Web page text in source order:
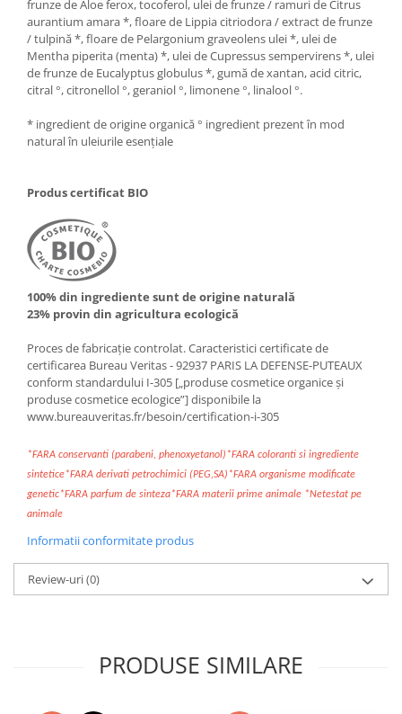
frunze de Aloe ferox, tocoferol, ulei de frunze / ramuri de Citrus
aurantium amara *, floare de Lippia citriodora / extract de frunze
/ tulpină *, floare de Pelargonium graveolens ulei *, ulei de
Mentha piperita (menta) *, ulei de Cupressus sempervirens *, ulei
de frunze de Eucalyptus globulus *, gumă de xantan, acid citric,
citral °, citronellol °, geraniol °, limonene °, linalool °.
* ingredient de origine organică ° ingredient prezent în mod
natural în uleiurile esențiale
Produs certificat BIO
100% din ingrediente sunt de origine naturală
23% provin din agricultura ecologică
Proces de fabricație controlat. Caracteristici certificate de
certificarea Bureau Veritas - 92937 PARIS LA DEFENSE-PUTEAUX
conform standardului I-305 [„produse cosmetice organice și
produse cosmetice ecologice”] disponibile la
www.bureauveritas.fr/besoin/certification-i-305
*FARA conservanti (parabeni, phenoxyetanol)*FARA coloranti si ingrediente
sintetice*FARA derivati petrochimici (PEG,SA)*FARA organisme modificate
genetic*FARA parfum de sinteza*FARA materii prime animale *Netestat pe
animale
Informatii conformitate produs
Review-uri(0)
PRODUSE SIMILARE